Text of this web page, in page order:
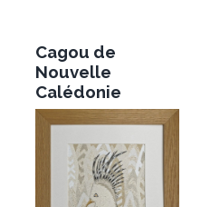
Cagou de
Nouvelle
Calédonie